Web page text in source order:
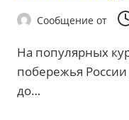
Сообщение от
На популярных
побережья
до…